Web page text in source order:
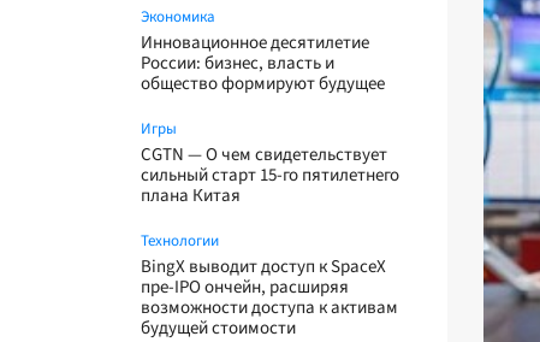
Экономика
Инновационное десятилетие
России: бизнес, власть и
общество формируют будущее
Игры
CGTN — О чем свидетельствует
сильный старт 15-го пятилетнего
плана Китая
Технологии
BingX выводит доступ к SpaceX
пре-IPO ончейн, расширяя
возможности доступа к активам
будущей стоимости